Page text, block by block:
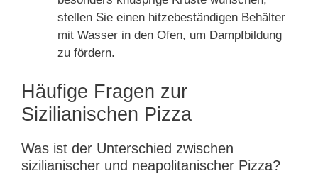
stellen Sie einen hitzebeständigen Behälter
mit Wasser in den Ofen, um Dampfbildung
zu fördern.
Häufige Fragen zur
Sizilianischen Pizza
Was ist der Unterschied zwischen
sizilianischer und neapolitanischer Pizza?